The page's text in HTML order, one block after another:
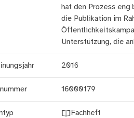
hat den Prozess
die Publikation im
Unterstützung, die
2016
16000179
Fachheft